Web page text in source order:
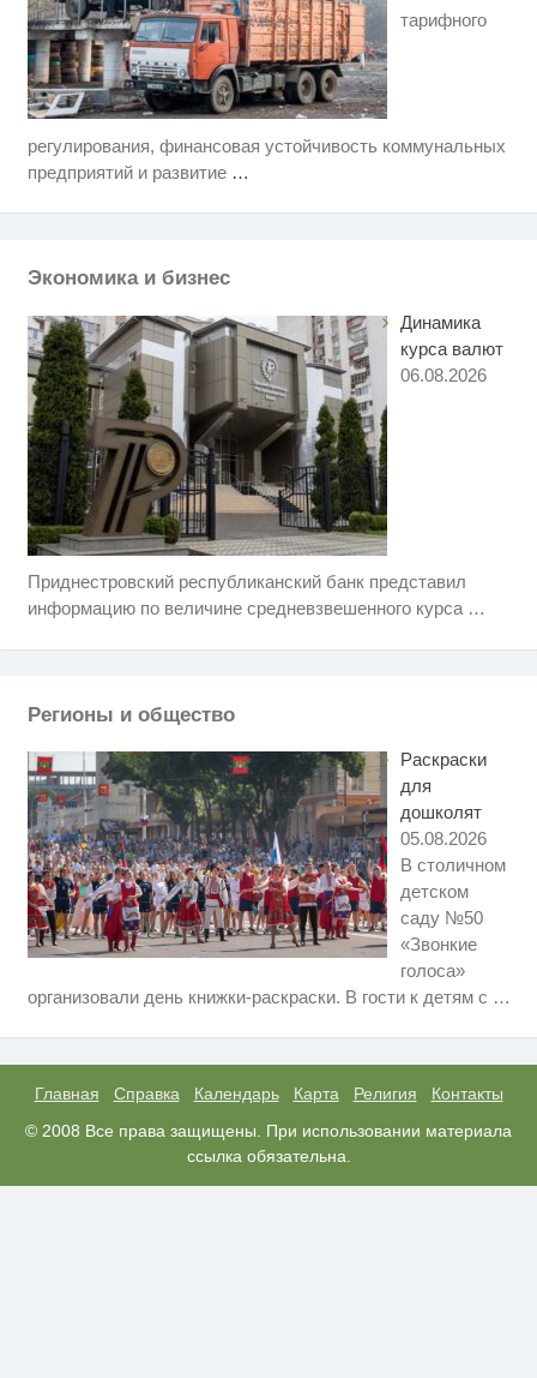
тарифного
регулирования, финансовая устойчивость коммунальных
предприятий и развитие …
Экономика и бизнес
Динамика
курса валют
06.08.2026
Приднестровский республиканский банк представил
информацию по величине средневзвешенного курса …
Регионы и общество
Раскраски
для
дошколят
05.08.2026
В столичном
детском
саду №50
«Звонкие
голоса»
организовали день книжки-раскраски. В гости к детям с …
Главная Справка Календарь Карта Религия
Контакты
© 2008 Все права защищены. При использовании материала
ссылка обязательна.
i
Этот танец невесты оставит вас
без слов! Пересмотрела 10 раз
Ролик длится пару секунд, но
Ржу не переставая, это видео
i
Ролик из Омска: вы будете
Взломали Telegram Собчак - вот
Никогда не храните огурцы в
маленький секрет
Крыма: Что люди вытворяют,
i
Врач дала 5 советов, чтобы
защититься от инфаркта и
инсульта летом